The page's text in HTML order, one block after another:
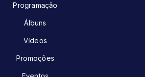
Programação
Álbuns
Vídeos
Promoções